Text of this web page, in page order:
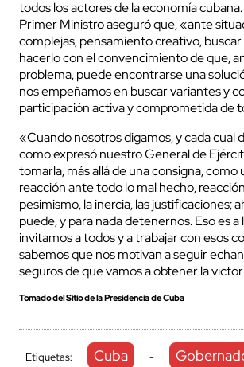
todos los actores de la economía cubana.
Primer Ministro aseguró que, «ante
complejas, pensamiento creativo, buscar
hacerlo con el convencimiento de que,
problema, puede encontrarse una
nos empeñamos en buscar variantes y
participación activa y comprometida de
«Cuando nosotros digamos, y cada cual
como expresó nuestro General de
tomarla, más allá de una consigna, como
reacción ante todo lo mal hecho,
pesimismo, la inercia, las justificaciones;
puede, y para nada detenernos. Eso es a
invitamos a todos y a trabajar con esos
sabemos que nos motivan a seguir
seguros de que vamos a obtener la
Tomado del Sitio de la Presidencia de Cuba
Etiquetas: Cuba -